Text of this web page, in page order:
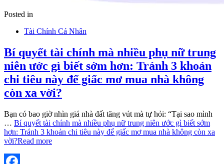
Posted in
Tài Chính Cá Nhân
Bí quyết tài chính mà nhiều phụ nữ trung
niên ước gì biết sớm hơn: Tránh 3 khoản
chi tiêu này để giấc mơ mua nhà không
còn xa vời?
Bạn có bao giờ nhìn giá nhà đất tăng vút mà tự hỏi: “Tại sao mình
… Bí quyết tài chính mà nhiều phụ nữ trung niên ước gì biết sớm
hơn: Tránh 3 khoản chi tiêu này để giấc mơ mua nhà không còn xa
vời?Read more